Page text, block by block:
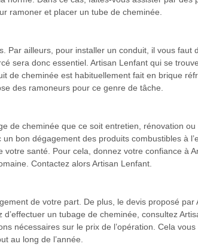
ramoner et placer un tube de cheminée.
Par ailleurs, pour installer un conduit, il vous faut
sera donc essentiel. Artisan Lenfant qui se
de cheminée est habituellement fait en brique
des ramoneurs pour ce genre de tâche.
de cheminée que ce soit entretien, rénovation
bon dégagement des produits combustibles à
votre santé. Pour cela, donnez votre confiance à
Contactez alors Artisan Lenfant.
de votre part. De plus, le devis proposé
un tubage de cheminée, consultez
nécessaires sur le prix de l’opération. Cela
au long de l’année.